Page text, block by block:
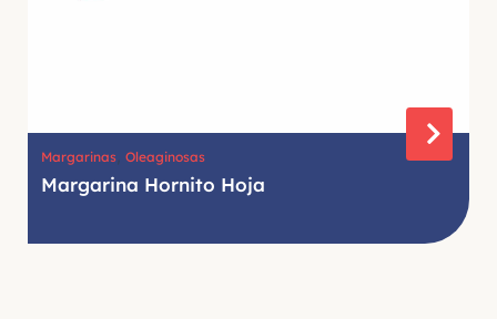
Margarinas, Oleaginosas
Margarina Hornito Hoja